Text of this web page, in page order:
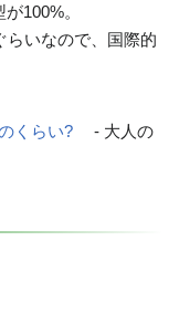
100%。
らいなので、国際的
くらい?
- 大人の